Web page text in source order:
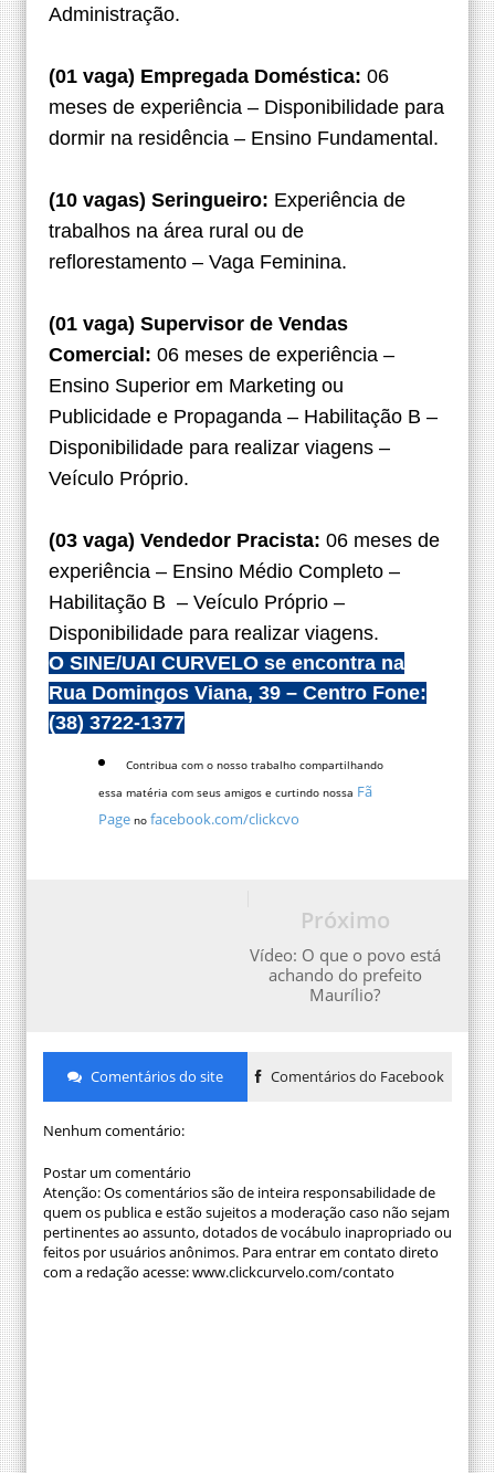
Administração.
(01 vaga) Empregada Doméstica: 06
meses de experiência – Disponibilidade para
dormir na residência – Ensino Fundamental.
(10 vagas) Seringueiro: Experiência de
trabalhos na área rural ou de
reflorestamento – Vaga Feminina.
(01 vaga) Supervisor de Vendas
Comercial: 06 meses de experiência –
Ensino Superior em Marketing ou
Publicidade e Propaganda – Habilitação B –
Disponibilidade para realizar viagens –
Veículo Próprio.
(03 vaga) Vendedor Pracista: 06 meses de
experiência – Ensino Médio Completo –
Habilitação B – Veículo Próprio –
Disponibilidade para realizar viagens.
O SINE/UAI CURVELO se encontra na
Rua Domingos Viana, 39 – Centro Fone:
(38) 3722-1377
Contribua com o nosso trabalho compartilhando
essa matéria com seus amigos e curtindo nossa Fã
Page no facebook.com/clickcvo
Próximo
Vídeo: O que o povo está
achando do prefeito
Maurílio?
Comentários do site Comentários do Facebook
Nenhum comentário:
Postar um comentário
Atenção: Os comentários são de inteira responsabilidade de
quem os publica e estão sujeitos a moderação caso não sejam
pertinentes ao assunto, dotados de vocábulo inapropriado ou
feitos por usuários anônimos. Para entrar em contato direto
com a redação acesse: www.clickcurvelo.com/contato